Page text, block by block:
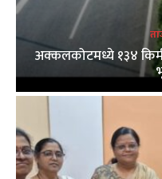
अक्कलकोटमध्ये १३४ किमी